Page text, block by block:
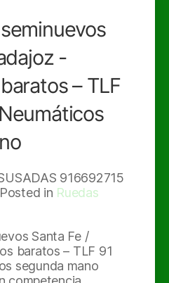
-
– TLF
916692715
in Ruedas
Santa Fe /
baratos – TLF 91
segunda mano